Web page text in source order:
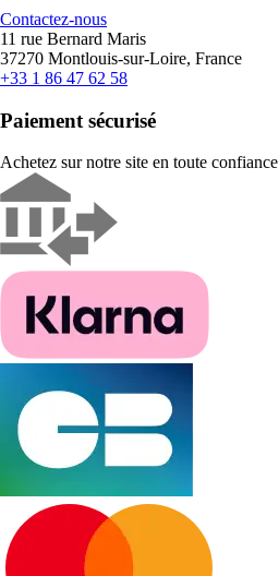
Contactez-nous
11 rue Bernard Maris
37270 Montlouis-sur-Loire, France
+33 1 86 47 62 58
Paiement sécurisé
Achetez sur notre site en toute confiance